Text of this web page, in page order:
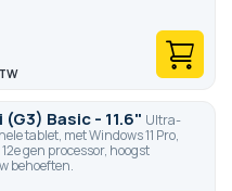
(G3) Basic - 11.6" Ultra-
tablet, met Windows 11 Pro,
gen processor, hoogst
behoeften.